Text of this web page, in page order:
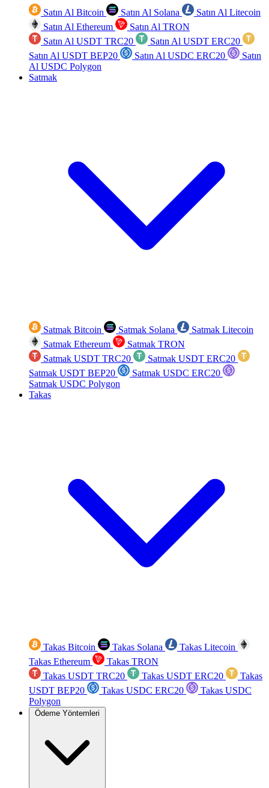
Satın Al Bitcoin Satın Al Solana
Satın Al Litecoin
Satın Al Ethereum
Satın Al TRON
Satın Al USDT TRC20
Satın Al USDT ERC20
Satın Al USDT BEP20
Satın Al USDC ERC20
Satın
Al USDC Polygon
Satmak
Satmak Bitcoin Satmak Solana
Satmak Litecoin
Satmak Ethereum
Satmak TRON
Satmak USDT TRC20
Satmak USDT ERC20
Satmak USDT BEP20
Satmak USDC ERC20
Satmak USDC Polygon
Takas
Takas Bitcoin Takas Solana
Takas Litecoin
Takas Ethereum
Takas TRON
Takas USDT TRC20
Takas USDT ERC20
Takas
USDT BEP20
Takas USDC ERC20
Takas USDC
Polygon
Ödeme Yöntemleri